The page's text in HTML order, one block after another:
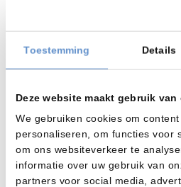
Toestemming Details
Deze website maakt gebruik van
We gebruiken cookies om
personaliseren, om functies voor
om ons websiteverkeer te
informatie over uw gebruik van
partners voor social media,
tankinstallatie:
inhoud
1.000
2-
tankinstallatie:
inhoud 1
l 550
2-
tankinstallatie:
inhoud 2
l 550